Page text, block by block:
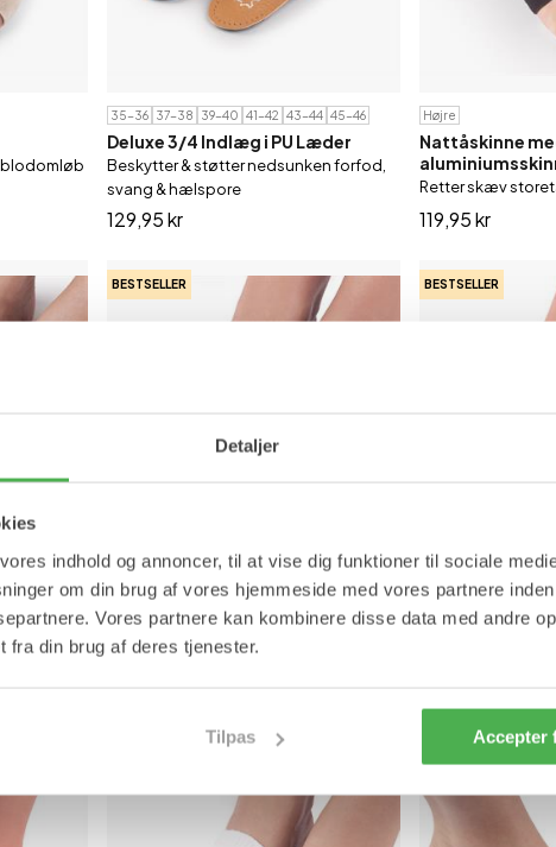
Detaljer
indhold og annoncer, til at vise dig funktioner til sociale
om din brug af vores hjemmeside med vores partnere
Vores partnere kan kombinere disse data med andre
fra din brug af deres tjenester.
Tilpas Accepter
35-36 37-38 39-40 41-42 43-44 45-46
Deluxe 3/4 Indlæg i PU Læder
Beskytter & støtter nedsunken forfod,
svang & hælspore
129,95 kr
Højre
Nattåskinne
Retter skæv
119,95 kr
- 1
BESTSELLER
Tå Ring med Hætte i Silikone - 2 stk
Til ømme fødder og hammertå
BESTSELLER
99,95 kr